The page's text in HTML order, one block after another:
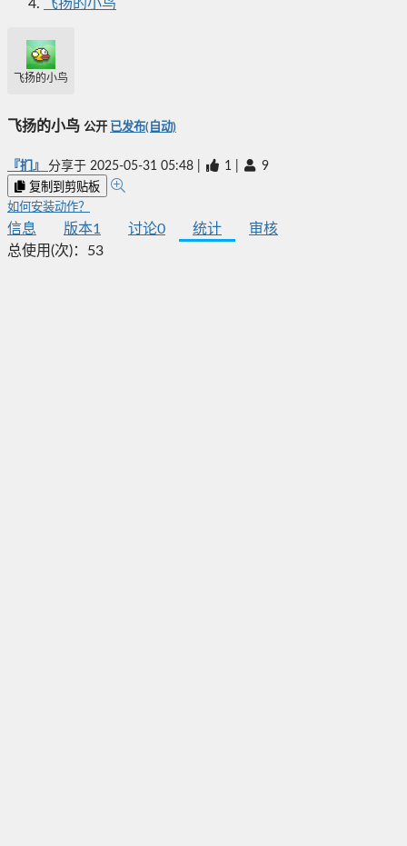
飞扬的小鸟
飞扬的小鸟
飞扬的小鸟 公开 已发布(自动)
『扪』 分享于 2025-05-31 05:48 1 9
复制到剪贴板
如何安装动作？
信息 版本1 讨论0 统计
审核
总使用(次)： 53